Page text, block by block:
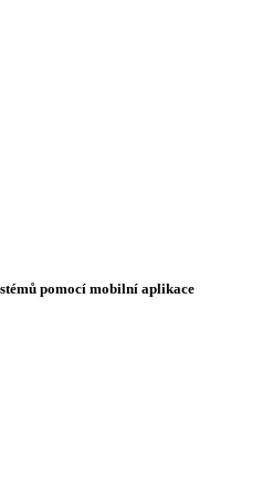
pomocí mobilní aplikace